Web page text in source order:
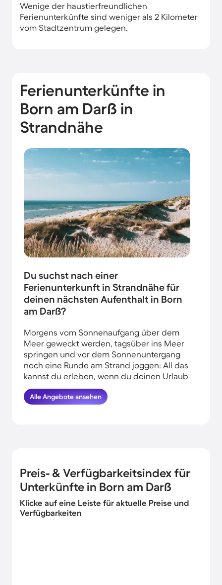
Wenige der haustierfreundlichen
Ferienunterkünfte sind weniger als 2 Kilometer
vom Stadtzentrum gelegen.
Ferienunterkünfte in
Born am Darß in
Strandnähe
Du suchst nach einer
Ferienunterkunft in Strandnähe für
deinen nächsten Aufenthalt in Born
am Darß?
Morgens vom Sonnenaufgang über dem
Meer geweckt werden, tagsüber ins Meer
springen und vor dem Sonnenuntergang
noch eine Runde am Strand joggen: All das
kannst du erleben, wenn du deinen Urlaub
in Strandnähe in Born am Darß verbringst.
HomeToGo hat für euch die besten
Alle Angebote ansehen
Preis- & Verfügbarkeitsindex für
Unterkünfte in Born am Darß
Klicke auf eine Leiste für aktuelle Preise und
Verfügbarkeiten